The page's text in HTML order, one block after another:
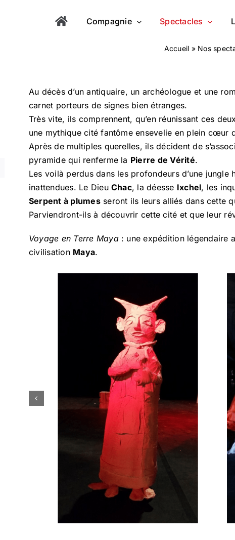
Compagnie Spectacles
Accueil » Nos
Au décès d’un antiquaire, un archéologue et une
carnet porteurs de signes bien étranges.
Très vite, ils comprennent, qu’en réunissant ces
une mythique cité fantôme ensevelie en plein cœur
Après de multiples querelles, ils décident de
pyramide qui renferme la Pierre de Vérité.
Les voilà perdus dans les profondeurs d’une
inattendues. Le Dieu Chac, la déesse Ixchel, les
Serpent à plumesseront ils leurs alliés dans cette
Parviendront-ils à découvrir cette cité et que leur
Voyage en Terre Maya: une expédition légendaire
civilisation Maya.